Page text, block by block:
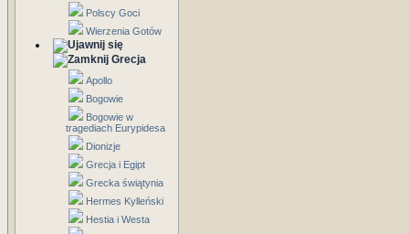
Polscy Goci
Wierzenia Gotów
Grecja
Apollo
Bogowie
Bogowie w
tragediach Eurypidesa
Dionizje
Grecja i Egipt
Grecka świątynia
Hermes Kylleński
Hestia i Westa